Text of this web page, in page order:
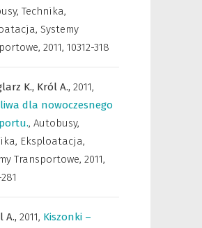
Technika,
Systemy
, 2011, 10312-318
K., Król A., 2011,
dla nowoczesnego
, Autobusy,
Eksploatacja,
Transportowe, 2011,
A., 2011, Kiszonki –